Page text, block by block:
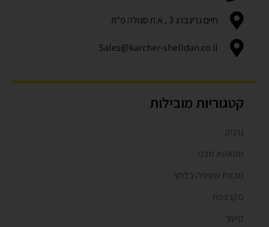
חיים גרינברג 3 , א.ת סגולה פ"ת
Sales@karcher-shelldan.co.il
קטגוריות מובילות
גרניק
מטאטא מכני
מכונת שטיפה בלחץ
מקרצפת
קיטור